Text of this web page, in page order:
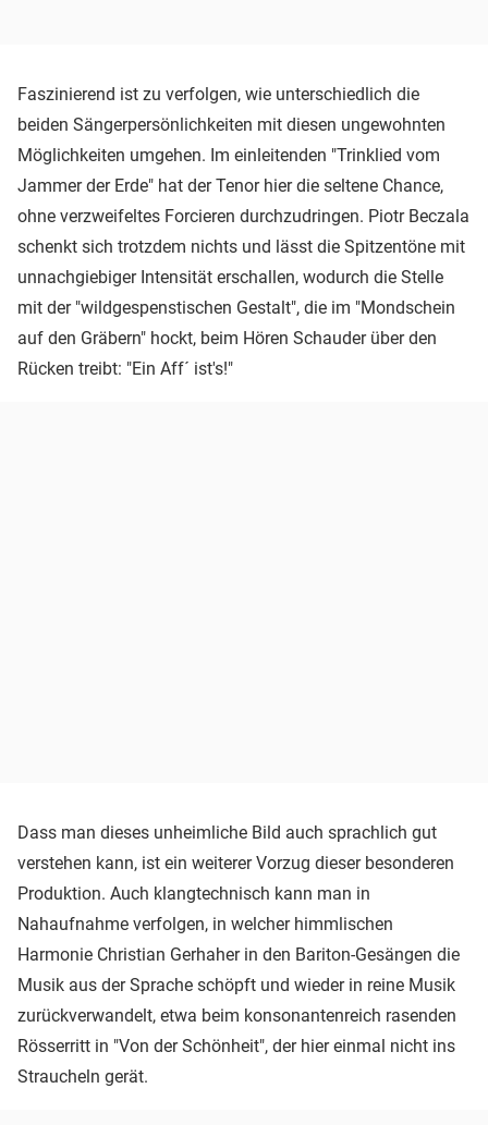
Faszinierend ist zu verfolgen, wie unterschiedlich die
beiden Sängerpersönlichkeiten mit diesen ungewohnten
Möglichkeiten umgehen. Im einleitenden "Trinklied vom
Jammer der Erde" hat der Tenor hier die seltene Chance,
ohne verzweifeltes Forcieren durchzudringen. Piotr Beczala
schenkt sich trotzdem nichts und lässt die Spitzentöne mit
unnachgiebiger Intensität erschallen, wodurch die Stelle
mit der "wildgespenstischen Gestalt", die im "Mondschein
auf den Gräbern" hockt, beim Hören Schauder über den
Rücken treibt: "Ein Aff´ ist's!"
Dass man dieses unheimliche Bild auch sprachlich gut
verstehen kann, ist ein weiterer Vorzug dieser besonderen
Produktion. Auch klangtechnisch kann man in
Nahaufnahme verfolgen, in welcher himmlischen
Harmonie Christian Gerhaher in den Bariton-Gesängen die
Musik aus der Sprache schöpft und wieder in reine Musik
zurückverwandelt, etwa beim konsonantenreich rasenden
Rösserritt in "Von der Schönheit", der hier einmal nicht ins
Straucheln gerät.